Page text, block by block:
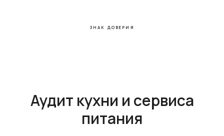
ЗНАК ДОВЕРИЯ
Аудит кухни и сервиса
питания